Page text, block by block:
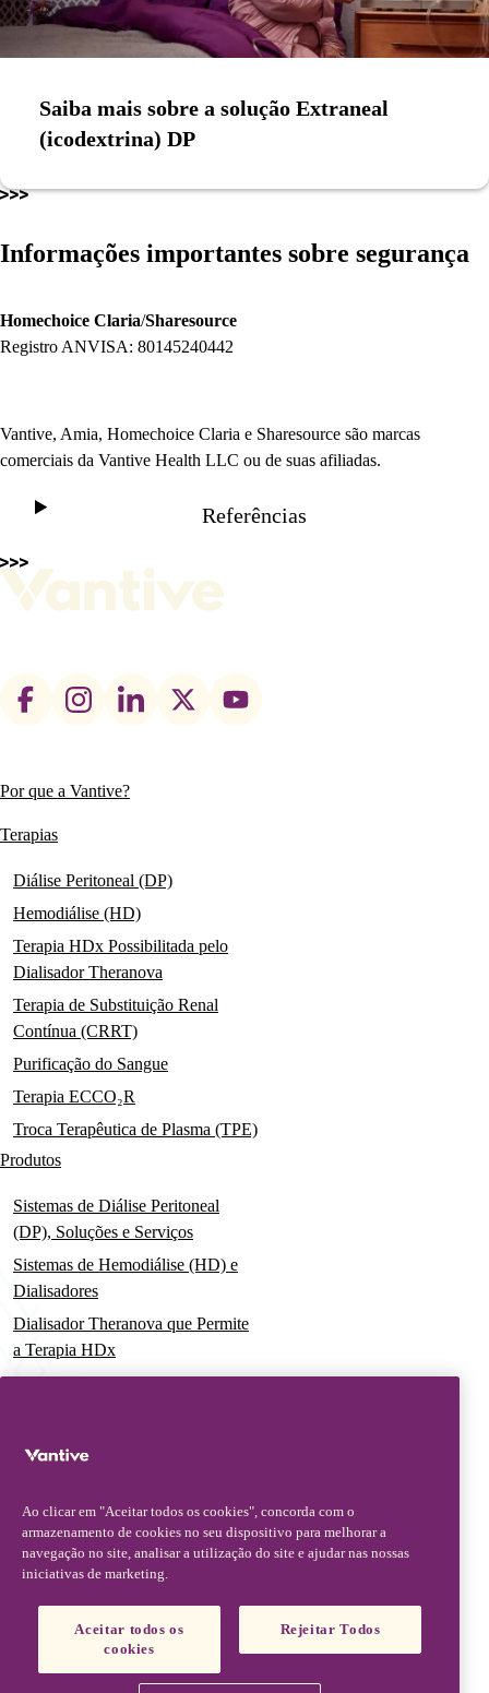
Saiba mais sobre a solução Extraneal
(icodextrina) DP
Informações importantes sobre segurança
Homechoice Claria/Sharesource
Registro ANVISA: 80145240442
Vantive, Amia, Homechoice Claria e Sharesource são marcas
comerciais da Vantive Health LLC ou de suas afiliadas.
Referências
Footer
Main
navigation
Por que a Vantive?
Terapias
Diálise Peritoneal (DP)
Hemodiálise (HD)
Terapia HDx Possibilitada pelo
Dialisador Theranova
Terapia de Substituição Renal
Contínua (CRRT)
Purificação do Sangue
Terapia ECCO₂R
Troca Terapêutica de Plasma (TPE)
Produtos
Sistemas de Diálise Peritoneal
(DP), Soluções e Serviços
Sistemas de Hemodiálise (HD) e
Dialisadores
Dialisador Theranova que Permite
a Terapia HDx
Sistemas de Terapia Aguda
Contínua (CRRT)
Soluções Digitais
Serviços Avançados e Educação
Ao clicar em "Aceitar todos os cookies", concorda com o
armazenamento de cookies no seu dispositivo para melhorar a
navegação no site, analisar a utilização do site e ajudar nas nossas
iniciativas de marketing.
Aceitar todos os
cookies
Rejeitar Todos